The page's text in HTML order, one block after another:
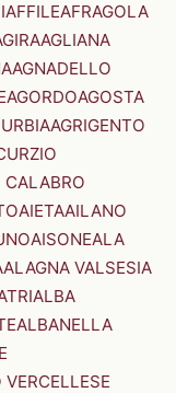
AFFILEAFRAGOLA
AGLIANA
AGNADELLO
AGORDOAGOSTA
AGRIGENTO
CALABRO
AIETAAILANO
AISONEALA
ALAGNA VALSESIA
ALBA
ALBANELLA